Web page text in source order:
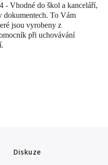
- Vhodné do škol a kanceláří,
dokumentech. To Vám
jsou vyrobeny z
při uchovávání
Diskuze